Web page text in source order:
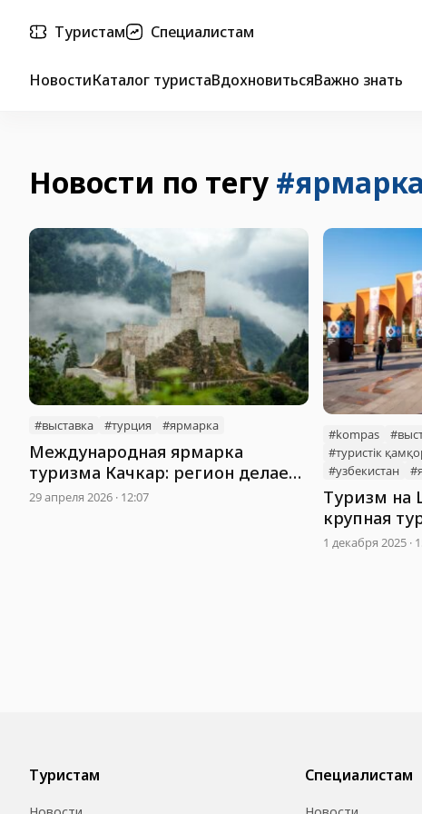
Туристам Специалистам
НовостиКаталог туристаВдохновитьсяВажно знать
Новости по тегу #ярмарка
#выставка #турция #ярмарка
Международная ярмарка
туризма Качкар: регион делает
ставку на нишевой туризм и
29 апреля 2026 · 12:07
#kompas
#туристік
#узбекистан
Туризм на
крупная
прошла в
1 декабря 2025 ·
Туристам Специалистам